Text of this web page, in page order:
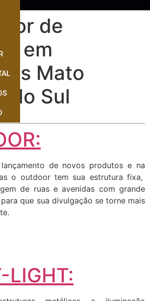
de
em
Mato
do Sul
de novos produtos e na
o outdoor tem sua estrutura fixa,
de ruas e avenidas com grande
que sua divulgação se torne mais
LIGHT: